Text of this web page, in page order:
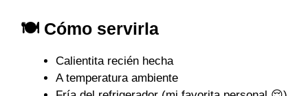
🍽 Cómo servirla
Calientita recién hecha
A temperatura ambiente